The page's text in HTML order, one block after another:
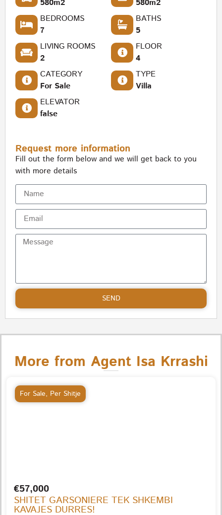
580m2
580m2
BEDROOMS
7
BATHS
5
LIVING ROOMS
2
FLOOR
4
CATEGORY
For Sale
TYPE
Villa
ELEVATOR
false
Request more information
Fill out the form below and we will get back to you
with more details
SEND
More from Agent Isa Krrashi
For Sale, Per Shitje
€57,000
SHITET GARSONIERE TEK SHKEMBI
KAVAJES DURRES!